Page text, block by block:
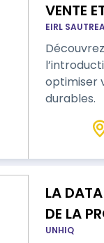
VENTE
EIRL
optimiser
durables.
LA
DE LA
UNHIQ